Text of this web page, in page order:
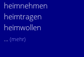
heimnehmen
heimtragen
heimwollen
... (mehr)